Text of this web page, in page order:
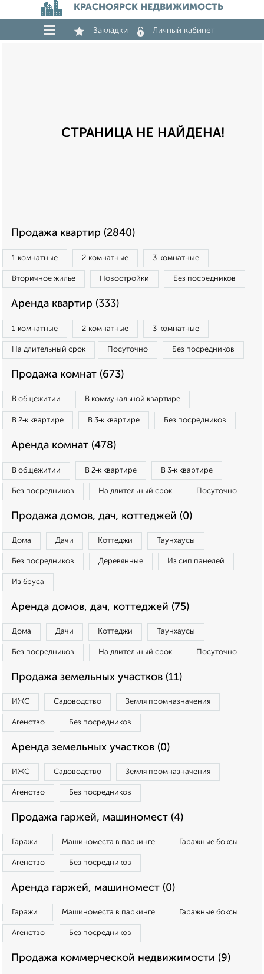
КРАСНОЯРСК НЕДВИЖИМОСТЬ
Закладки Личный кабинет
СТРАНИЦА НЕ НАЙДЕНА!
Продажа квартир (2840)
1‑комнатные 2‑комнатные 3‑комнатные
Вторичное жилье Новостройки Без посредников
Аренда квартир (333)
1‑комнатные 2‑комнатные 3‑комнатные
На длительный срок Посуточно Без посредников
Продажа комнат (673)
В общежитии В коммунальной квартире
В 2‑к квартире В 3‑к квартире Без посредников
Аренда комнат (478)
В общежитии В 2‑к квартире В 3‑к квартире
Без посредников На длительный срок Посуточно
Продажа домов, дач, коттеджей (0)
Дома Дачи Коттеджи Таунхаусы
Без посредников Деревянные Из сип панелей
Из бруса
Аренда домов, дач, коттеджей (75)
Дома Дачи Коттеджи Таунхаусы
Без посредников На длительный срок Посуточно
Продажа земельных участков (11)
ИЖС Садоводство Земля промназначения
Агенство Без посредников
Аренда земельных участков (0)
ИЖС Садоводство Земля промназначения
Агенство Без посредников
Продажа гаржей, машиномест (4)
Гаражи Машиноместа в паркинге Гаражные боксы
Агенство Без посредников
Аренда гаржей, машиномест (0)
Гаражи Машиноместа в паркинге Гаражные боксы
Агенство Без посредников
Продажа коммерческой недвижимости (9)